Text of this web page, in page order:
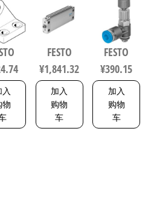
63
入
物
缸 行程
200mm 缸
164075
FESTO
¥1,841.32
加入
购物
车
件 规格8
153505
FESTO
¥390.15
加入
购物
车